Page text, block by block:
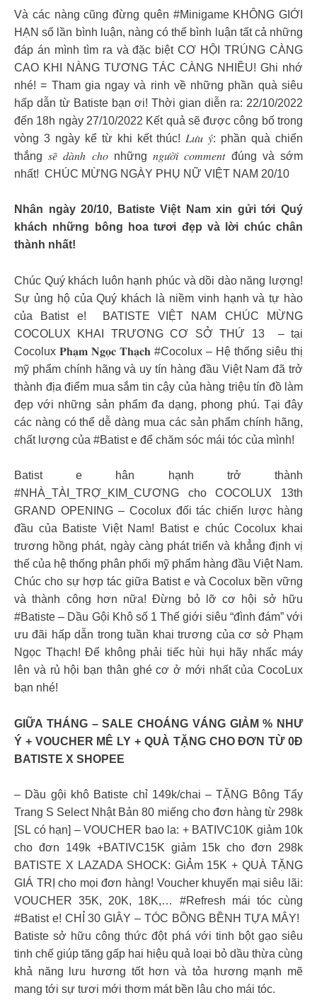
Và các nàng cũng đừng quên #Minigame KHÔNG GIỚI
HẠN số lần bình luận, nàng có thể bình luận tất cả những
đáp án mình tìm ra và đặc biệt CƠ HỘI TRÚNG CÀNG
CAO KHI NÀNG TƯƠNG TÁC CÀNG NHIỀU! Ghi nhớ
nhé! = Tham gia ngay và rinh về những phần quà siêu
hấp dẫn từ Batiste bạn ơi! Thời gian diễn ra: 22/10/2022
đến 18h ngày 27/10/2022 Kết quả sẽ được công bố trong
vòng 3 ngày kể từ khi kết thúc! 𝐿𝑢̛𝑢 𝑦́: phần quà chiến
thắng 𝑠𝑒̃ 𝑑𝑎̀𝑛ℎ 𝑐ℎ𝑜 những 𝑛𝑔𝑢̛𝑜̛̀𝑖 𝑐𝑜𝑚𝑚𝑒𝑛𝑡 đúng và sớm
nhất! ️ CHÚC MỪNG NGÀY PHỤ NỮ VIỆT NAM 20/10 ️
Nhân ngày 20/10, Batiste Việt Nam xin gửi tới Quý
khách những bông hoa tươi đẹp và lời chúc chân
thành nhất!
Chúc Quý khách luôn hạnh phúc và dồi dào năng lượng!
Sự ủng hộ của Quý khách là niềm vinh hạnh và tự hào
của Batist e! ️ BATISTE VIỆT NAM CHÚC MỪNG
COCOLUX KHAI TRƯƠNG CƠ SỞ THỨ 13 ️ – tại
Cocolux 𝐏𝐡𝐚̣𝐦 𝐍𝐠𝐨̣𝐜 𝐓𝐡𝐚̣𝐜𝐡 #Cocolux – Hệ thống siêu thị
mỹ phẩm chính hãng và uy tín hàng đầu Việt Nam đã trở
thành địa điểm mua sắm tin cậy của hàng triệu tín đồ làm
đẹp với những sản phẩm đa dạng, phong phú. Tại đây
các nàng có thể dễ dàng mua các sản phẩm chính hãng,
chất lượng của #Batist e để chăm sóc mái tóc của mình!
Batist e hân hạnh trở thành
#NHÀ_TÀI_TRỢ_KIM_CƯƠNG cho COCOLUX 13th
GRAND OPENING – Cocolux đối tác chiến lược hàng
đầu của Batiste Việt Nam! Batist e chúc Cocolux khai
trương hồng phát, ngày càng phát triển và khẳng định vị
thế của hệ thống phân phối mỹ phẩm hàng đầu Việt Nam.
Chúc cho sự hợp tác giữa Batist e và Cocolux bền vững
và thành công hơn nữa! Đừng bỏ lỡ cơ hội sở hữu
#Batiste – Dầu Gội Khô số 1 Thế giới siêu “đình đám” với
ưu đãi hấp dẫn trong tuần khai trương của cơ sở Phạm
Ngọc Thạch! Để không phải tiếc hùi hụi hãy nhấc máy
lên và rủ hội bạn thân ghé cơ ở mới nhất của CocoLux
bạn nhé!
GIỮA THÁNG – SALE CHOÁNG VÁNG GIẢM % NHƯ
Ý + VOUCHER MÊ LY + QUÀ TẶNG CHO ĐƠN TỪ 0Đ
BATISTE X SHOPEE
– Dầu gội khô Batiste chỉ 149k/chai – TẶNG Bông Tẩy
Trang S Select Nhật Bản 80 miếng cho đơn hàng từ 298k
[SL có hạn] – VOUCHER bao la: + BATIVC10K giảm 10k
cho đơn 149k +BATIVC15K giảm 15k cho đơn 298k
BATISTE X LAZADA SHOCK: GiẢm 15K + QUÀ TẶNG
GIÁ TRỊ cho mọi đơn hàng! Voucher khuyến mại siêu lãi:
VOUCHER 35K, 20K, 18K,… #Refresh mái tóc cùng
#Batist e! CHỈ 30 GIÂY – TÓC BỒNG BỀNH TỰA MÂY! ️
Batiste sở hữu công thức đột phá với tinh bột gạo siêu
tinh chế giúp tăng gấp hai hiệu quả loại bỏ dầu thừa cùng
khả năng lưu hương tốt hơn và tỏa hương mạnh mẽ
mang tới sự tươi mới thơm mát bền lâu cho mái tóc.